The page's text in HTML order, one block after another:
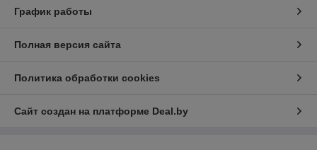
График работы
Полная версия сайта
Политика обработки cookies
Сайт создан на платформе Deal.by